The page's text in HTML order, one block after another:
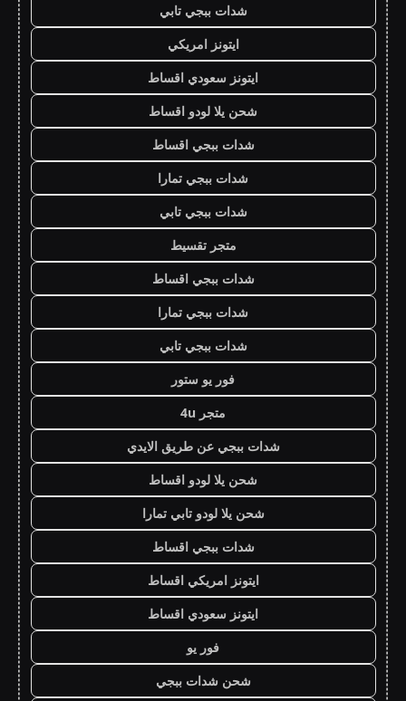
شدات ببجي تابي
ايتونز امريكي
ايتونز سعودي اقساط
شحن يلا لودو اقساط
شدات ببجي اقساط
شدات ببجي تمارا
شدات ببجي تابي
متجر تقسيط
شدات ببجي اقساط
شدات ببجي تمارا
شدات ببجي تابي
فور يو ستور
متجر 4u
شدات ببجي عن طريق الايدي
شحن يلا لودو اقساط
شحن يلا لودو تابي تمارا
شدات ببجي اقساط
ايتونز امريكي اقساط
ايتونز سعودي اقساط
فور يو
شحن شدات ببجي